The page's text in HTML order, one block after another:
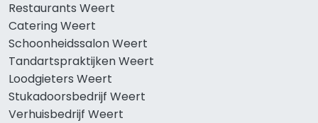
Restaurants Weert
Catering Weert
Schoonheidssalon Weert
Tandartspraktijken Weert
Loodgieters Weert
Stukadoorsbedrijf Weert
Verhuisbedrijf Weert